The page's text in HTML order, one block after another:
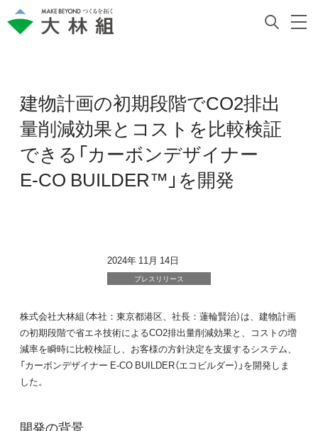
E-CO BUILDER™」を開発 | ニュース | 大林組">
建物計画の初期段階でCO2排出
量削減効果とコストを比較検証
できる「カーボンデザイナー
E-CO BUILDER™」を開発
2024年 11月 14日
プレスリリース
株式会社大林組（本社：東京都港区、社長：蓮輪賢治）は、建物計画
の初期段階で省エネ技術によるCO2排出量削減効果と、コストの増
減率を瞬時に比較検証し、お客様の方針決定を支援するシステム、
「カーボンデザイナー E-CO BUILDER（エコビルダー）」を開発しま
した。